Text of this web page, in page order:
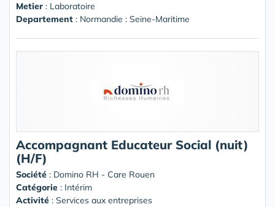
Metier : Laboratoire
Departement : Normandie : Seine-Maritime
Accompagnant Educateur Social (nuit)
(H/F)
Société : Domino RH - Care Rouen
Catégorie : Intérim
Activité : Services aux entreprises